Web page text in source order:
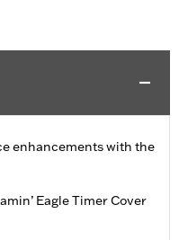
enhancements with the
Eagle Timer Cover